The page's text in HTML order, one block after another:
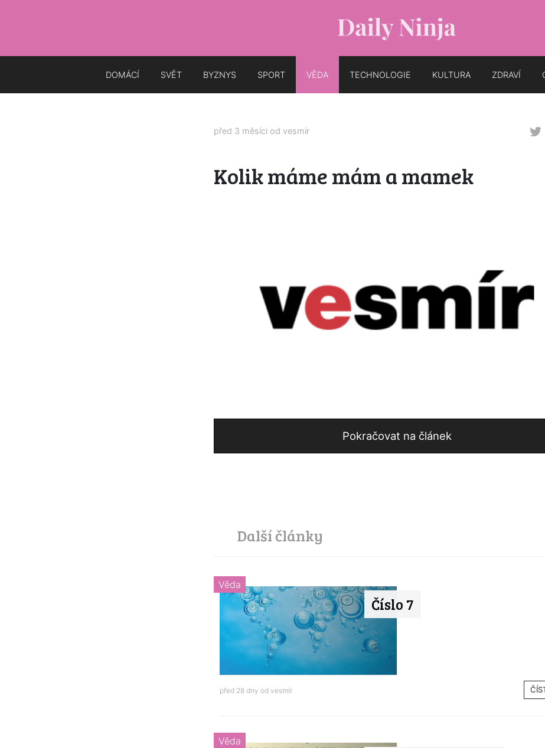
DOMÁCÍ SVĚT BYZNYS SPORT VĚDA TECHNOLOGIE KULTURA ZDRAVÍ
před 3 měsíci od vesmír
Kolik máme mám a mamek
Pokračovat na článek
Další články
Číslo 7
Věda
před 28 dny od vesmír
Věda